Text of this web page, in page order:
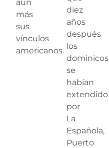
aún
más
sus
vínculos
americanos.
diez
años
después
los
dominicos
se
habían
extendido
por
La
Española,
Puerto